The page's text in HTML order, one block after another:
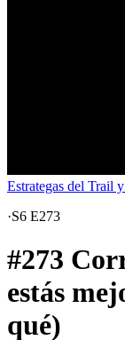
Estrategas del Trail
·S6 E273
#273
estás
qué)